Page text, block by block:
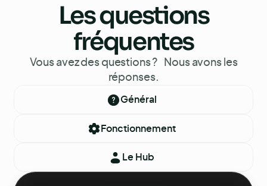
Les questions
fréquentes
Vous avez des questions ? Nous avons les
réponses.
Général
Fonctionnement
Le Hub